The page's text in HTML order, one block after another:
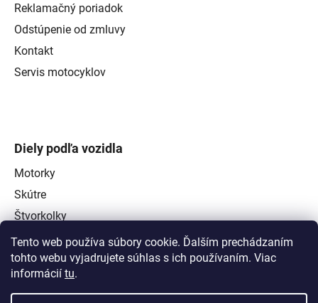
Tento web používa súbory cookie. Ďalším prechádzaním
tohto webu vyjadrujete súhlas s ich používaním. Viac
informácií tu.
Reklamačný poriadok
Odstúpenie od zmluvy
Kontakt
Servis motocyklov
Diely podľa vozidla
Motorky
Skútre
Štvorkolky